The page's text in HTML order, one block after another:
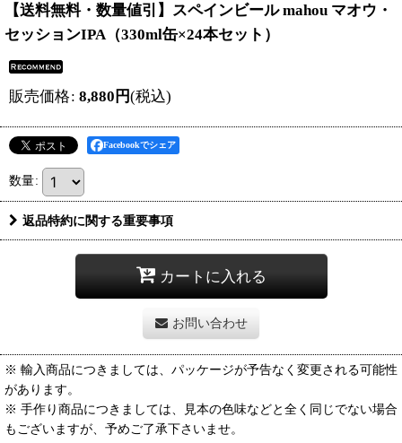
【送料無料・数量値引】スペインビール mahou マオウ・
セッションIPA（330ml缶×24本セット）
販売価格: 8,880 円(税込)
Facebookでシェア
数量:
返品特約に関する重要事項
カートに入れる
お問い合わせ
※ 輸入商品につきましては、パッケージが予告なく変更される可能性
があります。
※ 手作り商品につきましては、見本の色味などと全く同じでない場合
もございますが、予めご了承下さいませ。